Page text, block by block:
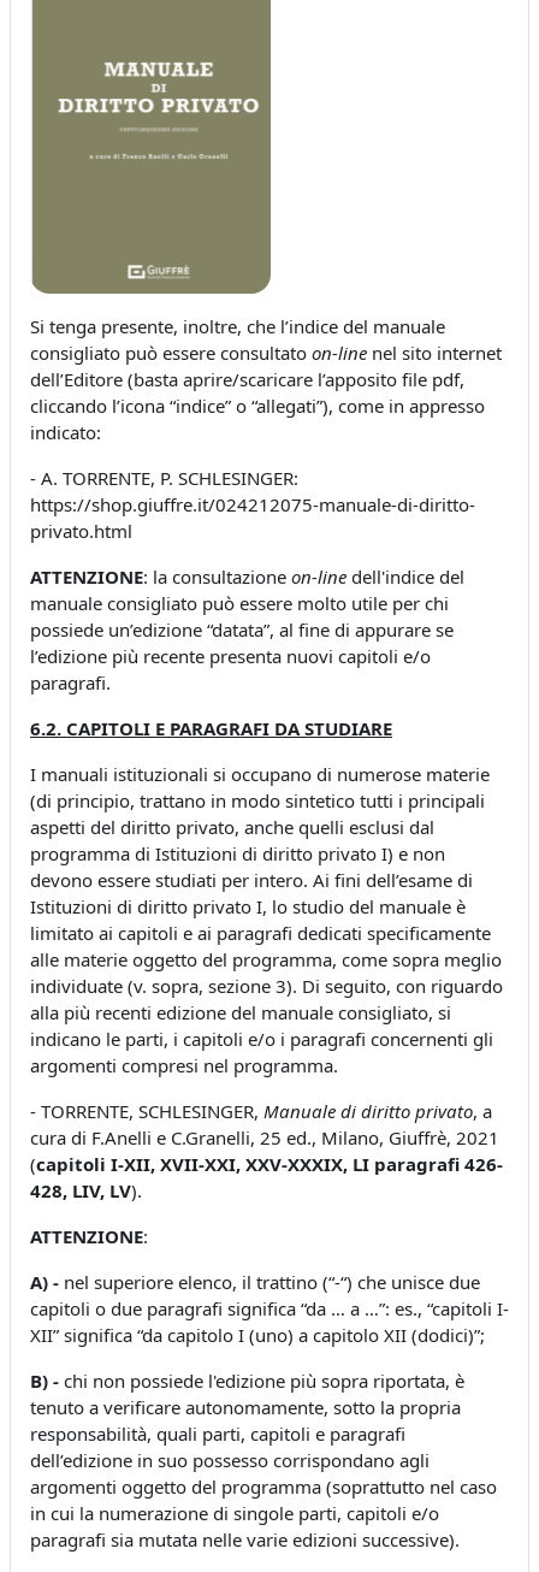
Si tenga presente, inoltre, che l’indice del manuale
consigliato può essere consultato on-line nel sito internet
dell’Editore (basta aprire/scaricare l’apposito file pdf,
cliccando l’icona “indice” o “allegati”), come in appresso
indicato:
- A. TORRENTE, P. SCHLESINGER:
https://shop.giuffre.it/024212075-manuale-di-diritto-
privato.html
ATTENZIONE: la consultazione on-line dell'indice del
manuale consigliato può essere molto utile per chi
possiede un’edizione “datata”, al fine di appurare se
l’edizione più recente presenta nuovi capitoli e/o
paragrafi.
6.2. CAPITOLI E PARAGRAFI DA STUDIARE
I manuali istituzionali si occupano di numerose materie
(di principio, trattano in modo sintetico tutti i principali
aspetti del diritto privato, anche quelli esclusi dal
programma di Istituzioni di diritto privato I) e non
devono essere studiati per intero. Ai fini dell’esame di
Istituzioni di diritto privato I, lo studio del manuale è
limitato ai capitoli e ai paragrafi dedicati specificamente
alle materie oggetto del programma, come sopra meglio
individuate (v. sopra, sezione 3). Di seguito, con riguardo
alla più recenti edizione del manuale consigliato, si
indicano le parti, i capitoli e/o i paragrafi concernenti gli
argomenti compresi nel programma.
- TORRENTE, SCHLESINGER, Manuale di diritto privato, a
cura di F.Anelli e C.Granelli, 25 ed., Milano, Giuffrè, 2021
(capitoli I-XII, XVII-XXI, XXV-XXXIX, LI paragrafi 426-
428, LIV, LV).
ATTENZIONE:
A) - nel superiore elenco, il trattino (“-“) che unisce due
capitoli o due paragrafi significa “da … a …”: es., “capitoli I-
XII” significa “da capitolo I (uno) a capitolo XII (dodici)”;
B) - chi non possiede l'edizione più sopra riportata, è
tenuto a verificare autonomamente, sotto la propria
responsabilità, quali parti, capitoli e paragrafi
dell’edizione in suo possesso corrispondano agli
argomenti oggetto del programma (soprattutto nel caso
in cui la numerazione di singole parti, capitoli e/o
paragrafi sia mutata nelle varie edizioni successive).